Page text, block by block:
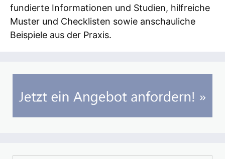
fundierte Informationen und Studien, hilfreiche
Muster und Checklisten sowie anschauliche
Beispiele aus der Praxis.